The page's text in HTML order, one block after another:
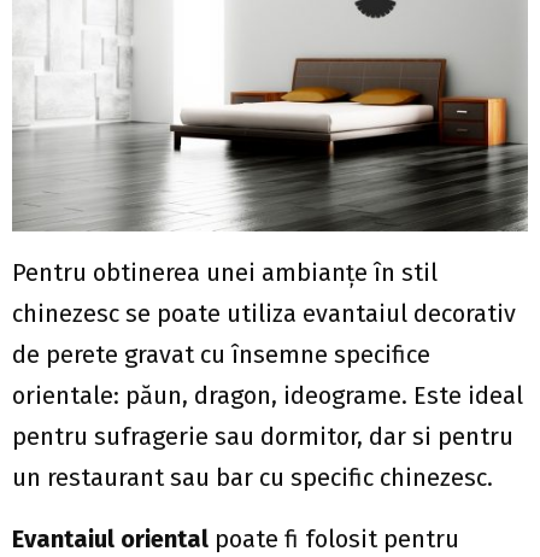
Pentru obtinerea unei ambianțe în stil
chinezesc se poate utiliza evantaiul decorativ
de perete gravat cu însemne specifice
orientale: păun, dragon, ideograme. Este ideal
pentru sufragerie sau dormitor, dar si pentru
un restaurant sau bar cu specific chinezesc.
Evantaiul oriental poate fi folosit pentru